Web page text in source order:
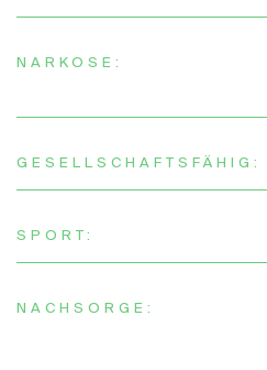
NARKOSE:
GESELLSCHAFTS­FÄHIG:
SPORT:
NACHSORGE: